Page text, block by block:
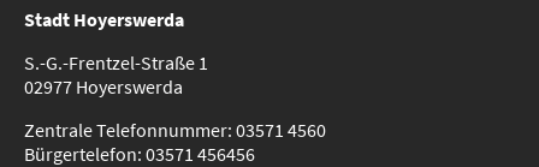
Stadt Hoyerswerda
S.-G.-Frentzel-Straße 1
02977 Hoyerswerda
Zentrale Telefonnummer: 03571 4560
Bürgertelefon: 03571 456456